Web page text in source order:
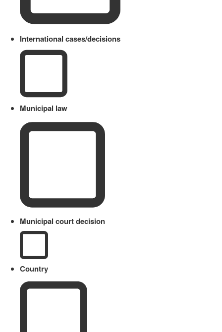
International cases/decisions
Municipal law
Municipal court decision
Country